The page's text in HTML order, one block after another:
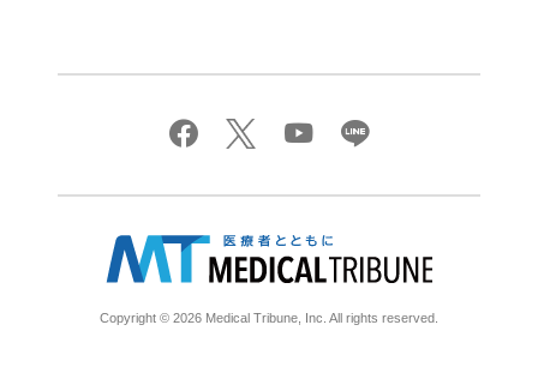
Copyright © 2026 Medical Tribune, Inc. All rights reserved.